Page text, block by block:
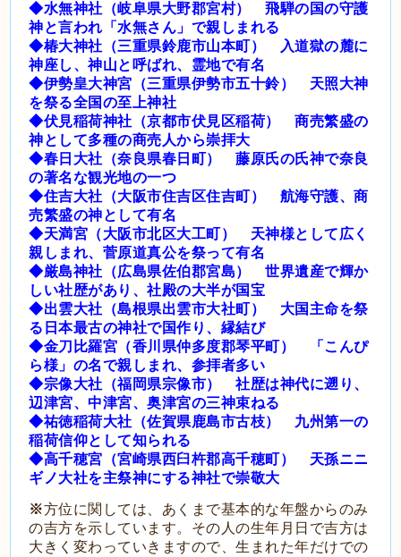
◆水無神社（岐阜県大野郡宮村） 飛騨の国の守護
神と言われ「水無さん」で親しまれる
◆椿大神社（三重県鈴鹿市山本町） 入道獄の麓に
神座し、神山と呼ばれ、霊地で有名
◆伊勢皇大神宮（三重県伊勢市五十鈴） 天照大神
を祭る全国の至上神社
◆伏見稲荷神社（京都市伏見区稲荷） 商売繁盛の
神として多種の商売人から崇拝大
◆春日大社（奈良県春日町） 藤原氏の氏神で奈良
の著名な観光地の一つ
◆住吉大社（大阪市住吉区住吉町） 航海守護、商
売繁盛の神として有名
◆天満宮（大阪市北区大工町） 天神様として広く
親しまれ、菅原道真公を祭って有名
◆厳島神社（広島県佐伯郡宮島） 世界遺産で輝か
しい社歴があり、社殿の大半が国宝
◆出雲大社（島根県出雲市大社町） 大国主命を祭
る日本最古の神社で国作り、縁結び
◆金刀比羅宮（香川県仲多度郡琴平町） 「こんぴ
ら様」の名で親しまれ、参拝者多い
◆宗像大社（福岡県宗像市） 社歴は神代に遡り、
辺津宮、中津宮、奥津宮の三神束ねる
◆祐徳稲荷大社（佐賀県鹿島市古枝） 九州第一の
稲荷信仰として知られる
◆高千穂宮（宮崎県西臼杵郡高千穂町） 天孫ニニ
ギノ大社を主祭神にする神社で崇敬大
※方位に関しては、あくまで基本的な年盤からのみ
の吉方を示しています。その人の生年月日で吉方は
大きく変わっていきますので、生まれた年だけでの